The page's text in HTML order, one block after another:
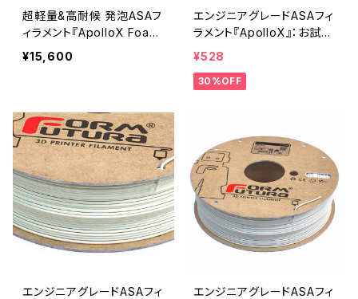
超軽量&高耐候 発泡ASAフ
ィラメント『ApolloX Foami
ng（Bambu Coil）』
¥15,600
エンジニアグレードASAフィ
ラメント『ApolloX』：お試し
サンプル 5M
¥528
30%OFF
エンジニアグレードASAフィ
エンジニアグレードASAフィ